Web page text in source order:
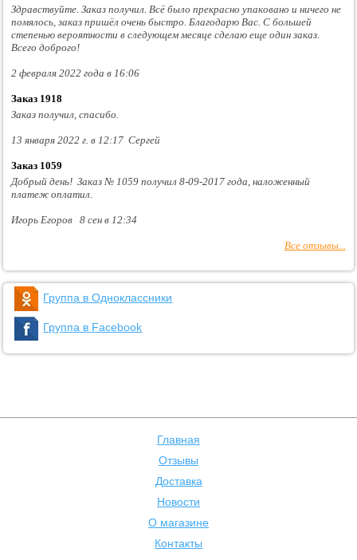
Здравствуйте. Заказ получил. Всё было прекрасно упаковано и ничего не
помялось, заказ пришёл очень быстро. Благодарю Вас. С большей
степенью вероятности в следующем месяце сделаю еще один заказ.
Всего доброго!
2 февраля 2022 года в 16:06
Заказ 1918
Заказ получил, спасибо.
13 января 2022 г. в 12:17 Сергей
Заказ 1059
Добрый день! Заказ № 1059 получил 8-09-2017 года, наложенный
платеж оплатил.
Игорь Егоров 8 сен в 12:34
Все отзывы...
Группа в Одноклассники
Группа в Facebook
Главная
Отзывы
Доставка
Новости
О магазине
Контакты